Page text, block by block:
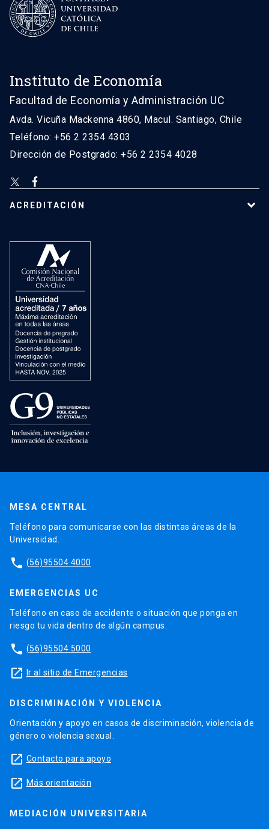
Instituto de Economía
Facultad de Economía y Administración UC
Avda. Vicuña Mackenna 4860, Macul. Santiago, Chile
Teléfono: +56 2 2354 4303
Dirección de Postgrado: +56 2 2354 4028
ACREDITACIÓN
MESA CENTRAL
Teléfono para comunicarse con las distintas áreas de la
Universidad.
phone (56)95504 4000
EMERGENCIAS UC
Teléfono en caso de accidente o situación que ponga en
riesgo tu vida dentro de algún campus.
phone (56)95504 5000
launch Ir al sitio de Emergencias
DISCRIMINACIÓN Y VIOLENCIA
Orientación y apoyo en casos de discriminación, violencia de
género o violencia sexual.
launch Contacto para apoyo
launch Más orientación
MEDIACIÓN UNIVERSITARIA